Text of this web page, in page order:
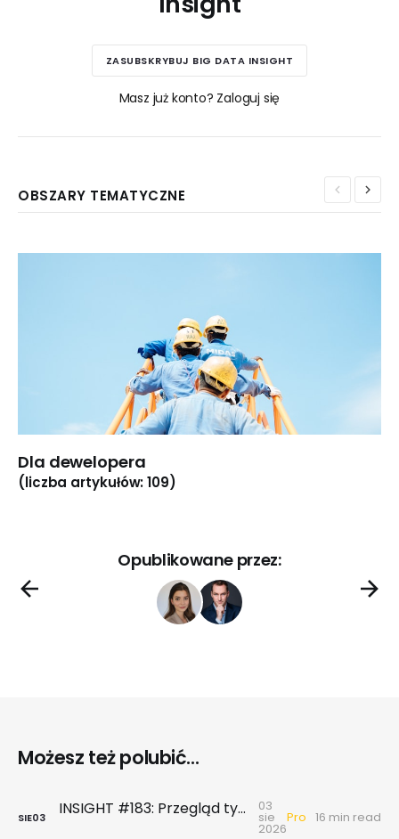
ZASUBSKRYBUJ BIG DATA INSIGHT
Masz już konto? Zaloguj się
OBSZARY TEMATYCZNE
Dla dewelopera
(liczba artykułów: 109)
Opublikowane przez:
Możesz też polubić...
SIE03 INSIGHT #183: Przegląd tygodniowy | Najnowsze dane GUS … czyli sezon wakacyjny z wiatrem w żagle 03
sie
2026
Pro 16 min read